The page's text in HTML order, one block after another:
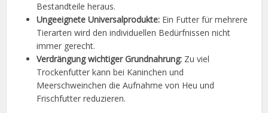
Bestandteile heraus.
Ungeeignete Universalprodukte: Ein Futter für mehrere
Tierarten wird den individuellen Bedürfnissen nicht
immer gerecht.
Verdrängung wichtiger Grundnahrung: Zu viel
Trockenfutter kann bei Kaninchen und
Meerschweinchen die Aufnahme von Heu und
Frischfutter reduzieren.